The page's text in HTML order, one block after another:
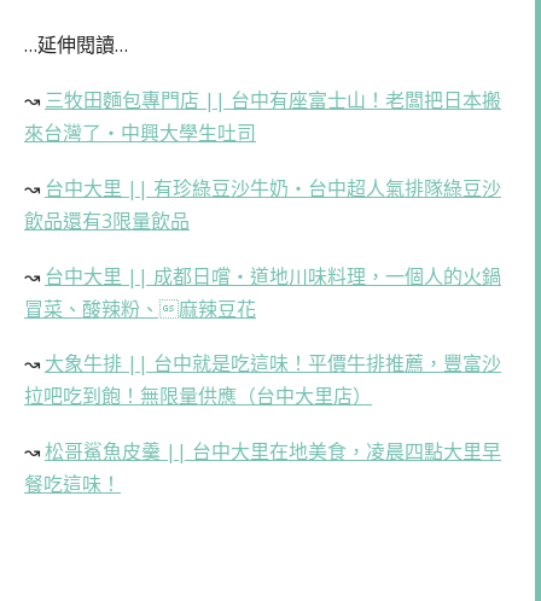
…延伸閱讀…
↝ 三牧田麵包專門店 || 台中有座富士山！老闆把日本搬
來台灣了・中興大學生吐司
↝ 台中大里 || 有珍綠豆沙牛奶・台中超人氣排隊綠豆沙
飲品還有3限量飲品
↝ 台中大里 || 成都日嚐・道地川味料理，一個人的火鍋
冒菜、酸辣粉、麻辣豆花
↝ 大象牛排 || 台中就是吃這味！平價牛排推薦，豐富沙
拉吧吃到飽！無限量供應（台中大里店）
↝松哥鯊魚皮羹 || 台中大里在地美食，凌晨四點大里早
餐吃這味！